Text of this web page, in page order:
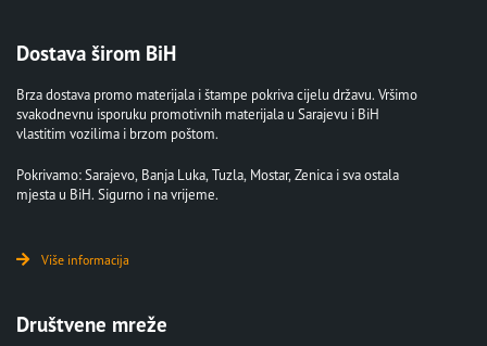
Dostava širom BiH
Brza dostava promo materijala i štampe pokriva cijelu državu. Vršimo
svakodnevnu isporuku promotivnih materijala u Sarajevu i BiH
vlastitim vozilima i brzom poštom.
Pokrivamo: Sarajevo, Banja Luka, Tuzla, Mostar, Zenica i sva ostala
mjesta u BiH. Sigurno i na vrijeme.
Više informacija
Društvene mreže